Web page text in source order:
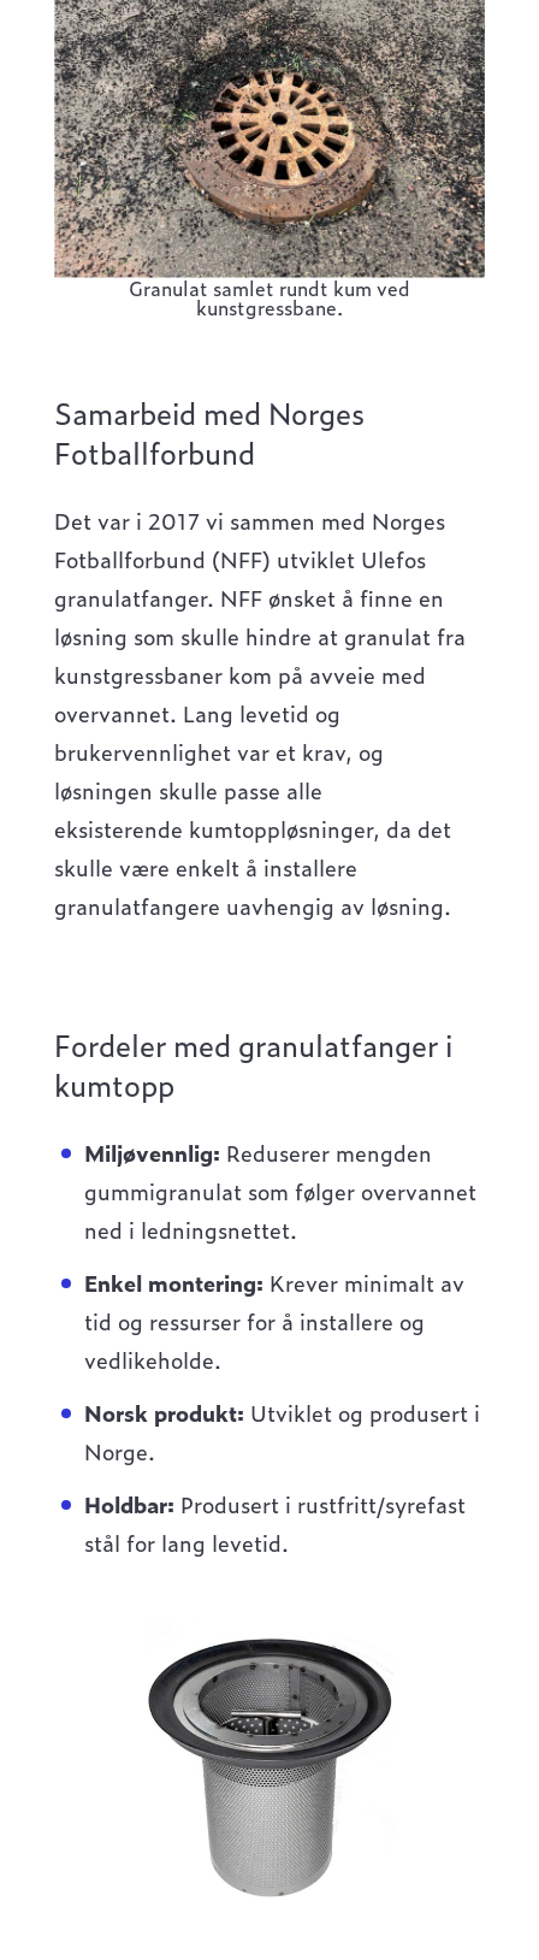
Granulat samlet rundt kum ved
kunstgressbane.
Samarbeid med Norges
Fotballforbund
Det var i 2017 vi sammen med Norges
Fotballforbund (NFF) utviklet Ulefos
granulatfanger. NFF ønsket å finne en
løsning som skulle hindre at granulat fra
kunstgressbaner kom på avveie med
overvannet. Lang levetid og
brukervennlighet var et krav, og
løsningen skulle passe alle
eksisterende kumtoppløsninger, da det
skulle være enkelt å installere
granulatfangere uavhengig av løsning.
Fordeler med granulatfanger i
kumtopp
Miljøvennlig: Reduserer mengden
gummigranulat som følger overvannet
ned i ledningsnettet.
Enkel montering: Krever minimalt av
tid og ressurser for å installere og
vedlikeholde.
Norsk produkt: Utviklet og produsert i
Norge.
Holdbar: Produsert i rustfritt/syrefast
stål for lang levetid.